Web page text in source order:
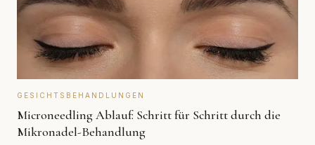
GESICHTSBEHANDLUNGEN
Microneedling Ablauf: Schritt für Schritt durch die
Mikronadel-Behandlung